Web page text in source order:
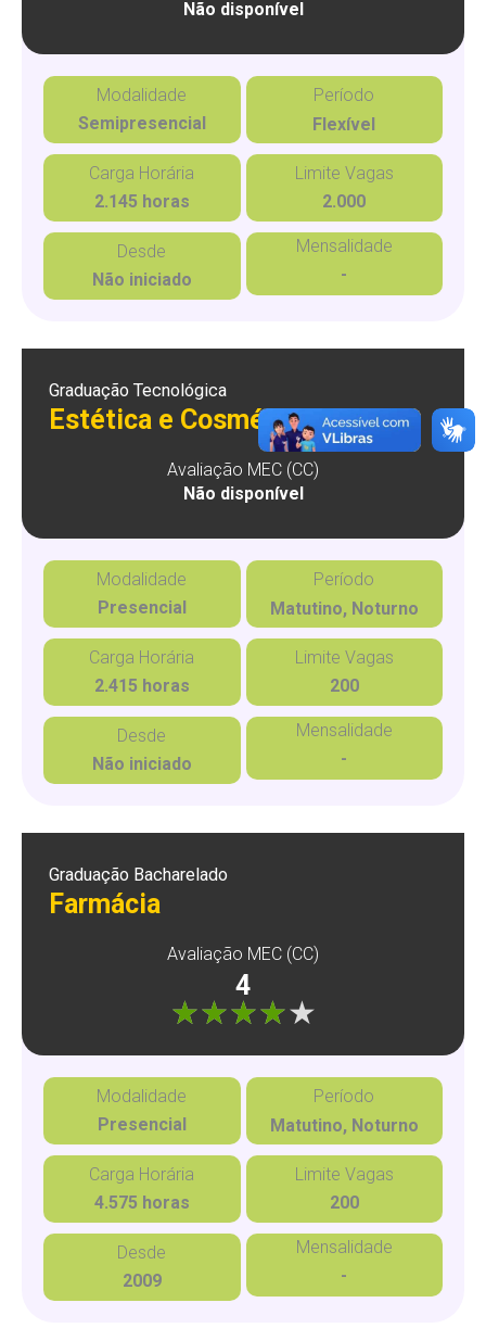
Não disponível
Modalidade
Semipresencial
Período
Flexível
Carga Horária
2.145 horas
Limite Vagas
2.000
Desde
Não iniciado
Mensalidade
-
Graduação Tecnológica
Estética e Cosmética
Avaliação MEC (CC)
Não disponível
Modalidade
Presencial
Período
Matutino, Noturno
Carga Horária
2.415 horas
Limite Vagas
200
Desde
Não iniciado
Mensalidade
-
Graduação Bacharelado
Farmácia
Avaliação MEC (CC)
4
Modalidade
Presencial
Período
Matutino, Noturno
Carga Horária
4.575 horas
Limite Vagas
200
Desde
2009
Mensalidade
-